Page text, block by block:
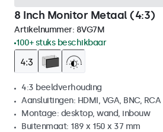
8 Inch Monitor Metaal (4:3)
Artikelnummer: 8VG7M
100+ stuks beschikbaar
4:3 beeldverhouding
Aansluitingen: HDMI, VGA, BNC, RCA
Montage: desktop, wand, inbouw
Buitenmaat: 189 x 150 x 37 mm